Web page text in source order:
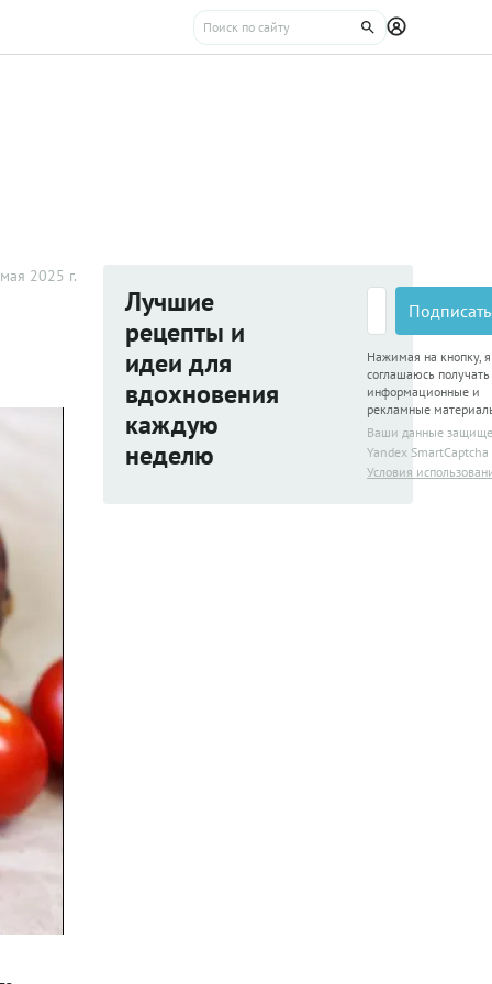
2025 г.
Лучшие
рецепты и
идеи для
вдохновения
каждую
неделю
Нажимая на кнопку, я
соглашаюсь получать
информационные и
рекламные
Ваши данные
Yandex SmartCaptcha
Условия